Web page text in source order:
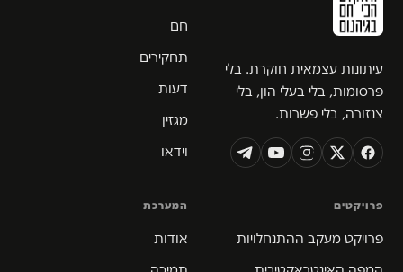
עיתונות עצמאית חוקרת. בלי
פרסומות, בלי בעלי הון, בלי
צנזורה, בלי פשרות.
חם
תחקירים
דעות
מגזין
וידאו
פרויקטים
פרויקט מעקב ההתנחלויות
המערכת
אודות